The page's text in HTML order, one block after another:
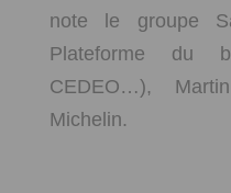
note le groupe
Plateforme du
CEDEO…),
Michelin.